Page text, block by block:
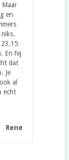
Maar
en
En hij
dat
Je
al
echt
Rene